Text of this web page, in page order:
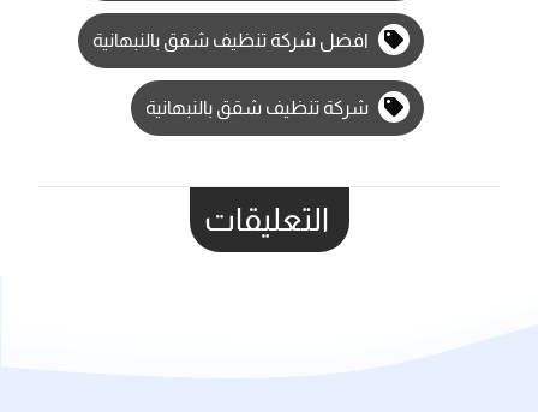
افضل شركة تنظيف شقق بالنبهانية
شركة تنظيف شقق بالنبهانية
التعليقات